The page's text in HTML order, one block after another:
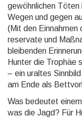
gewöhn­lichen Töten
Wegen und gegen
(Mit den
reser­vate und
blei­benden
Hunter die Trophäe
– ein uraltes
am Ende als
Was bedeutet
was die Jagd? Für